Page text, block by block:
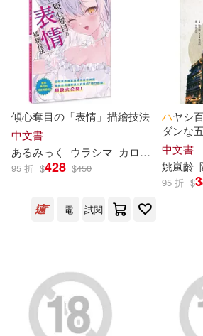
小早川怜子(3) 岩崎ユウ
市川りく(3) 広仲みなみ
彩奈リナ(3) 愛瀬ゆうり
日向ひかげ(3) 星友啓(3)
東磨樹(3)
柏木こなつ(3) 橘柚葉(3)
system service(1)
アース・スターエンターテイ
あさ出版(1) アズメーカ
アールビバン(1)
会社(Music)(1)
エクスナレッジ(1)
傾心奪目の「表情」描繪技法
中文書
あるみっく
ウラシマ カロ村 きるしー
95 折 $428 $450
電 試閱
ハヤシ
ダンな
中文書
姚嵐齡
95 折 $